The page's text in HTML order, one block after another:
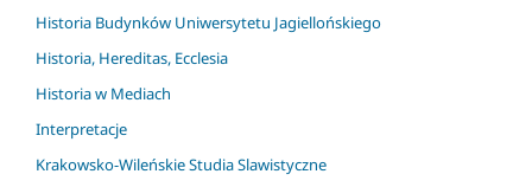
Historia Budynków Uniwersytetu Jagiellońskiego
Historia, Hereditas, Ecclesia
Historia w Mediach
Interpretacje
Krakowsko-Wileńskie Studia Slawistyczne